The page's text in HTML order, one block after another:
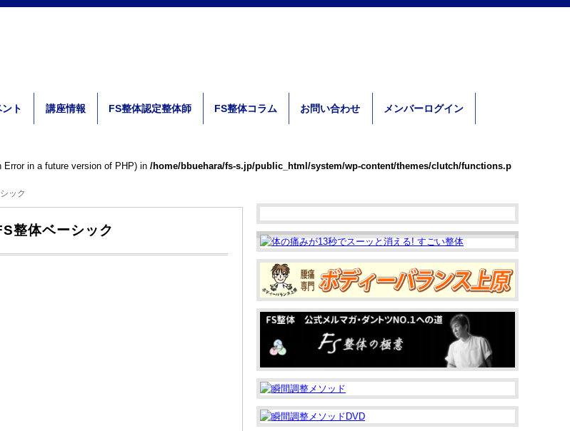
ト 講座情報 FS整体認定整体師 FS整体コラム お問い合わせ メンバーログイン
in a future version of PHP) in /home/bbuehara/fs-s.jp/public_html/system/wp-content/themes/clutch/functions.p
ック
整体ベーシック